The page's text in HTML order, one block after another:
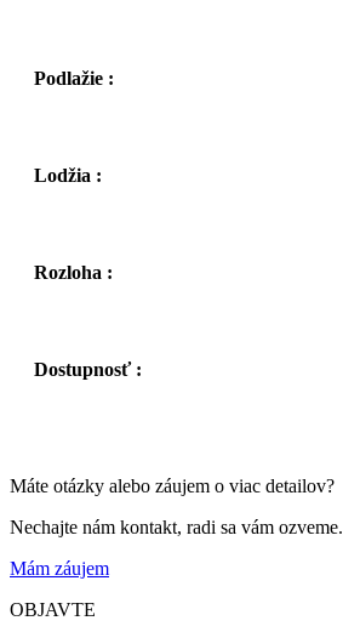
Podlažie :
Lodžia :
Rozloha :
Dostupnosť :
Máte otázky alebo záujem o viac detailov?
Nechajte nám kontakt, radi sa vám ozveme.
Mám záujem
OBJAVTE